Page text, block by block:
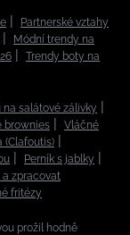
Partnerské vztahy
Módní trendy na
Trendy boty na
na salátové zálivky
brownies
Vláčné
(Clafoutis)
Perník s jablky
a zpracovat
fritézy
prožil hodně